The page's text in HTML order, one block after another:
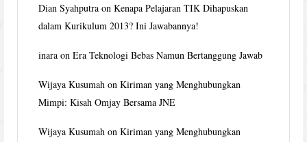
Dian Syahputra onKenapa Pelajaran TIK Dihapuskan
dalam Kurikulum 2013? Ini Jawabannya!
inara onEra Teknologi Bebas Namun Bertanggung Jawab
Wijaya Kusumah onKiriman yang Menghubungkan
Mimpi: Kisah Omjay Bersama JNE
Wijaya Kusumah onKiriman yang Menghubungkan